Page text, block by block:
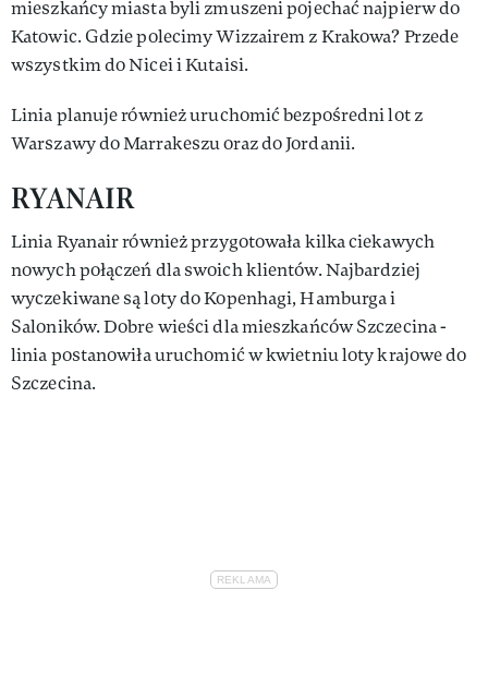
mieszkańcy miasta byli zmuszeni pojechać najpierw do
Katowic. Gdzie polecimy Wizzairem z Krakowa? Przede
wszystkim do Nicei i Kutaisi.
Linia planuje również uruchomić bezpośredni lot z
Warszawy do Marrakeszu oraz do Jordanii.
RYANAIR
Linia Ryanair również przygotowała kilka ciekawych
nowych połączeń dla swoich klientów. Najbardziej
wyczekiwane są loty do Kopenhagi, Hamburga i
Saloników. Dobre wieści dla mieszkańców Szczecina -
linia postanowiła uruchomić w kwietniu loty krajowe do
Szczecina.